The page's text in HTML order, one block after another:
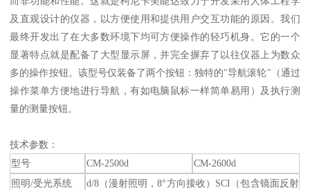
及直观设计的仪器，以方便使用和提供用户交互功能的原因。我们
最终开发出了在大多数环境下均可方便操作的轻巧机身。它的一个
显著特点就是配备了大型显示屏，并完全摒弃了以往仪器上为数众
多的操作按钮。该型号仅装备了两个按钮：独特的"导航滚轮"（通过
操作菜单方便地进行导航，有如电脑鼠标一样简单易用）及执行测
量的测量按钮。
技术参数：
型号
CM-2500d
CM-2600d
照明/受光系统
d/8（漫射照明，8°方向接收）SCI（包含镜面反射